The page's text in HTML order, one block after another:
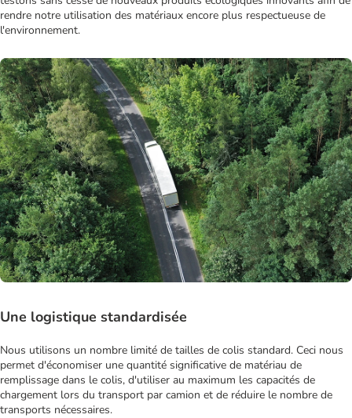
rendre notre utilisation des matériaux encore plus respectueuse de
l'environnement.
Une logistique standardisée
Nous utilisons un nombre limité de tailles de colis standard. Ceci nous
permet d'économiser une quantité significative de matériau de
remplissage dans le colis, d'utiliser au maximum les capacités de
chargement lors du transport par camion et de réduire le nombre de
transports nécessaires.